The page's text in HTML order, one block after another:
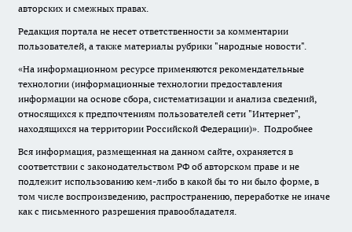
авторских и смежных правах.
Редакция портала не несет ответственности за комментарии
пользователей, а также материалы рубрики "народные новости".
«На информационном ресурсе применяются рекомендательные
технологии (информационные технологии предоставления
информации на основе сбора, систематизации и анализа сведений,
относящихся к предпочтениям пользователей сети "Интернет",
находящихся на территории Российской Федерации)». Подробнее
Вся информация, размещенная на данном сайте, охраняется в
соответствии с законодательством РФ об авторском праве и не
подлежит использованию кем-либо в какой бы то ни было форме, в
том числе воспроизведению, распространению, переработке не иначе
как с письменного разрешения правообладателя.